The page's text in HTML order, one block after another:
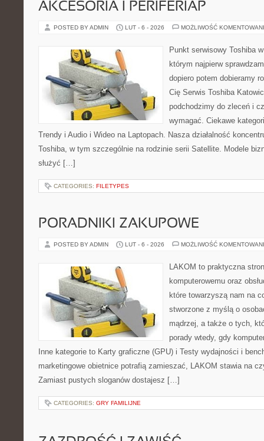
AKCESORIA I PERIFERIAP
POSTED BY ADMIN LUT - 6 - 2026 MOŻLIWOŚĆ
Punkt serwisowy Toshiba
którym najpierw
dopiero potem dobieramy
Cię Serwis Toshiba
podchodzimy do zleceń i
wymagać. Ciekawe
Trendy i Audio i Wideo na Laptopach. Nasza działalność
Toshiba, w tym szczególnie na rodzinie serii Satellite. Modele
służyć […]
CATEGORIES: FILETYPES
PORADNIKI ZAKUPOWE
POSTED BY ADMIN LUT - 6 - 2026 MOŻLIWOŚĆ
LAKOM to praktyczna
komputerowemu oraz
które towarzyszą nam na
stworzone z myślą o
mądrzej, a także o tych,
porady wtedy, gdy
Inne kategorie to Karty graficzne (GPU) i Testy wydajności i
marketingowe obietnice potrafią zamieszać, LAKOM stawia na
Zamiast pustych sloganów dostajesz […]
CATEGORIES: GRY FAMILIJNE